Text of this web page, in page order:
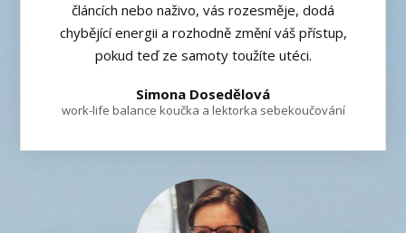
článcích nebo naživo, vás rozesměje, dodá
chybějící energii a rozhodně změní váš přístup,
pokud teď ze samoty toužíte utéci.
Simona Dosedělová
work-life balance koučka a lektorka sebekoučování